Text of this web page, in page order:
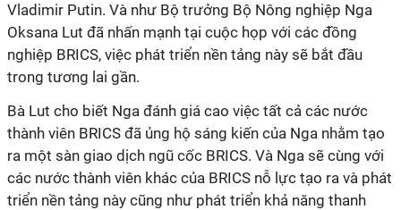
Vladimir Putin. Và như Bộ trưởng Bộ Nông nghiệp Nga
Oksana Lut đã nhấn mạnh tại cuộc họp với các đồng
nghiệp BRICS, việc phát triển nền tảng này sẽ bắt đầu
trong tương lai gần.
Bà Lut cho biết Nga đánh giá cao việc tất cả các nước
thành viên BRICS đã ủng hộ sáng kiến của Nga nhằm tạo
ra một sàn giao dịch ngũ cốc BRICS. Và Nga sẽ cùng với
các nước thành viên khác của BRICS nỗ lực tạo ra và phát
triển nền tảng này cũng như phát triển khả năng thanh